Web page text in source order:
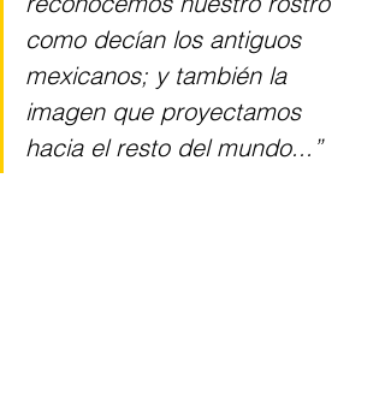
como decían los antiguos
mexicanos; y también la
imagen que proyectamos
hacia el resto del mundo...”